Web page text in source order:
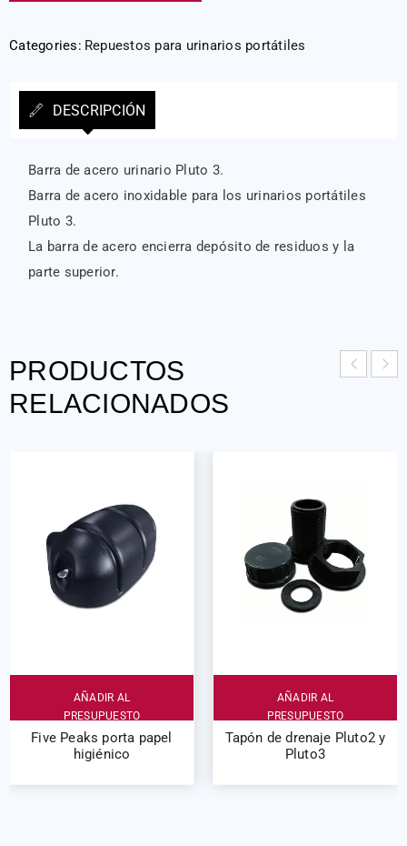
Categories: Repuestos para urinarios portátiles
DESCRIPCIÓN
Barra de acero urinario Pluto 3.
Barra de acero inoxidable para los urinarios portátiles
Pluto 3.
La barra de acero encierra depósito de residuos y la
parte superior.
PRODUCTOS
RELACIONADOS
AÑADIR AL
PRESUPUESTO
Five Peaks porta papel
higiénico
AÑADIR AL
PRESUPUESTO
Tapón de drenaje Pluto2 y
Pluto3